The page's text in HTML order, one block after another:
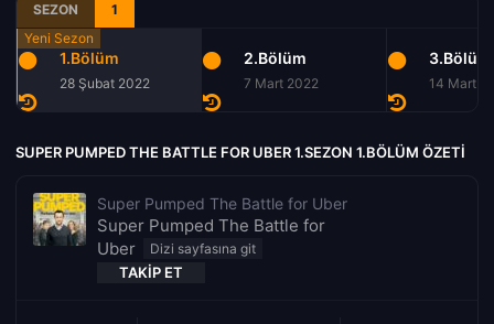
SEZON 1
1.Bölüm
28 Şubat 2022
2.Bölüm
7 Mart 2022
3.Bölüm
14 Mart
SUPER PUMPED THE BATTLE FOR UBER 1.SEZON 1.BÖLÜM ÖZETI
Super Pumped The Battle for Uber
Super Pumped The Battle for
Uber
TAKIP ET